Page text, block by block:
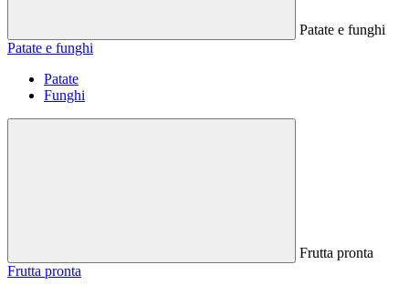
Patate e funghi
Patate e funghi
Patate
Funghi
Frutta pronta
Frutta pronta